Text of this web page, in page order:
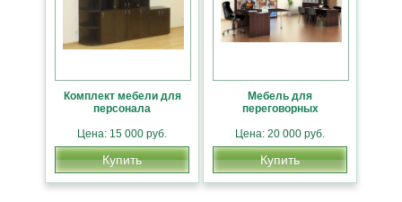
Комплект мебели для
персонала
Цена: 15 000 руб.
Купить
Мебель для
переговорных
Цена: 20 000 руб.
Купить